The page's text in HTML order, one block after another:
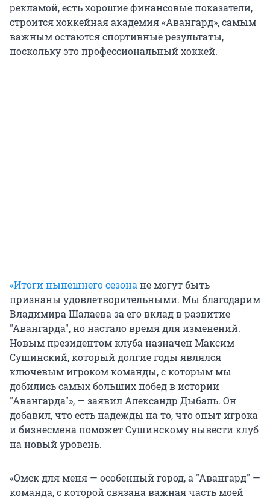
рекламой, есть хорошие финансовые показатели,
строится хоккейная академия «Авангард», самым
важным остаются спортивные результаты,
поскольку это профессиональный хоккей.
«Итоги нынешнего сезона не могут быть
признаны удовлетворительными. Мы благодарим
Владимира Шалаева за его вклад в развитие
"Авангарда", но настало время для изменений.
Новым президентом клуба назначен Максим
Сушинский, который долгие годы являлся
ключевым игроком команды, с которым мы
добились самых больших побед в истории
"Авангарда"», — заявил Александр Дыбаль. Он
добавил, что есть надежды на то, что опыт игрока
и бизнесмена поможет Сушинскому вывести клуб
на новый уровень.
«Омск для меня — особенный город, а "Авангард" —
команда, с которой связана важная часть моей